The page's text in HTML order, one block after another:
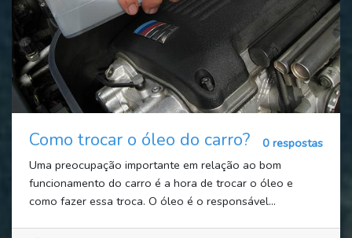
Como trocar o óleo do carro?
0 respostas
Uma preocupação importante em relação ao bom
funcionamento do carro é a hora de trocar o óleo e
como fazer essa troca. O óleo é o responsável...